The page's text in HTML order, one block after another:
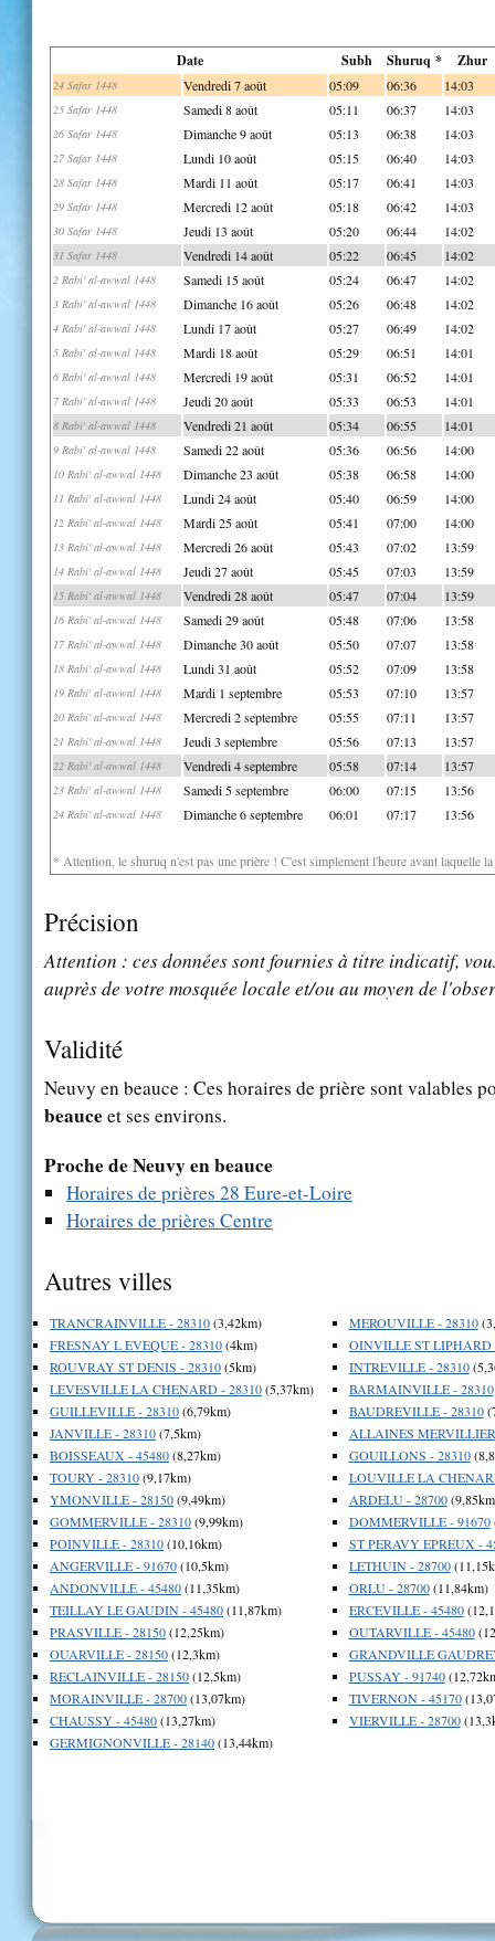
Date Subh Shuruq * Zhur
24 Safar 1448 Vendredi 7 août 05:09 06:36 14:03
25 Safar 1448 Samedi 8 août 05:11 06:37 14:03
26 Safar 1448 Dimanche 9 août 05:13 06:38 14:03
27 Safar 1448 Lundi 10 août 05:15 06:40 14:03
28 Safar 1448 Mardi 11 août 05:17 06:41 14:03
29 Safar 1448 Mercredi 12 août 05:18 06:42 14:03
30 Safar 1448 Jeudi 13 août 05:20 06:44 14:02
31 Safar 1448 Vendredi 14 août 05:22 06:45 14:02
2 Rabi' al-awwal 1448 Samedi 15 août 05:24 06:47 14:02
3 Rabi' al-awwal 1448 Dimanche 16 août 05:26 06:48 14:02
4 Rabi' al-awwal 1448 Lundi 17 août 05:27 06:49 14:02
5 Rabi' al-awwal 1448 Mardi 18 août 05:29 06:51 14:01
6 Rabi' al-awwal 1448 Mercredi 19 août 05:31 06:52 14:01
7 Rabi' al-awwal 1448 Jeudi 20 août 05:33 06:53 14:01
8 Rabi' al-awwal 1448 Vendredi 21 août 05:34 06:55 14:01
9 Rabi' al-awwal 1448 Samedi 22 août 05:36 06:56 14:00
10 Rabi' al-awwal 1448 Dimanche 23 août 05:38 06:58 14:00
11 Rabi' al-awwal 1448 Lundi 24 août 05:40 06:59 14:00
12 Rabi' al-awwal 1448 Mardi 25 août 05:41 07:00 14:00
13 Rabi' al-awwal 1448 Mercredi 26 août 05:43 07:02 13:59
14 Rabi' al-awwal 1448 Jeudi 27 août 05:45 07:03 13:59
15 Rabi' al-awwal 1448 Vendredi 28 août 05:47 07:04 13:59
16 Rabi' al-awwal 1448 Samedi 29 août 05:48 07:06 13:58
17 Rabi' al-awwal 1448 Dimanche 30 août 05:50 07:07 13:58
18 Rabi' al-awwal 1448 Lundi 31 août 05:52 07:09 13:58
19 Rabi' al-awwal 1448 Mardi 1 septembre 05:53 07:10 13:57
20 Rabi' al-awwal 1448 Mercredi 2 septembre 05:55 07:11 13:57
21 Rabi' al-awwal 1448 Jeudi 3 septembre 05:56 07:13 13:57
22 Rabi' al-awwal 1448 Vendredi 4 septembre 05:58 07:14 13:57
23 Rabi' al-awwal 1448 Samedi 5 septembre 06:00 07:15 13:56
24 Rabi' al-awwal 1448 Dimanche 6 septembre 06:01 07:17 13:56
* Attention, le shuruq n'est pas une prière ! C'est simplement l'heure avant laquelle
Précision
Attention : ces données sont fournies à titre indicatif,
auprès de votre mosquée locale et/ou au moyen de
Validité
Neuvy en beauce : Ces horaires de prière sont valables
beauceet ses environs.
Proche de Neuvy en beauce
Horaires de prières 28 Eure-et-Loire
Horaires de prières Centre
Autres villes
TRANCRAINVILLE - 28310(3,42km)
FRESNAY L EVEQUE - 28310(4km)
ROUVRAY ST DENIS - 28310(5km)
LEVESVILLE LA CHENARD - 28310(5,37km)
GUILLEVILLE - 28310(6,79km)
JANVILLE - 28310(7,5km)
BOISSEAUX - 45480(8,27km)
TOURY - 28310(9,17km)
YMONVILLE - 28150(9,49km)
GOMMERVILLE - 28310(9,99km)
POINVILLE - 28310(10,16km)
ANGERVILLE - 91670(10,5km)
ANDONVILLE - 45480(11,35km)
TEILLAY LE GAUDIN - 45480(11,87km)
PRASVILLE - 28150(12,25km)
OUARVILLE - 28150(12,3km)
RECLAINVILLE - 28150(12,5km)
MORAINVILLE - 28700(13,07km)
CHAUSSY - 45480(13,27km)
GERMIGNONVILLE - 28140(13,44km)
MEROUVILLE - 28310
OINVILLE ST LIPHARD
INTREVILLE - 28310
BARMAINVILLE - 28310
BAUDREVILLE - 28310
ALLAINES
GOUILLONS - 28310
LOUVILLE LA
ARDELU - 28700
DOMMERVILLE - 91670
ST PERAVY EPREUX -
LETHUIN - 28700
ORLU - 28700(11,84km)
ERCEVILLE - 45480
OUTARVILLE - 45480
GRANDVILLE
PUSSAY - 91740
TIVERNON - 45170
VIERVILLE - 28700